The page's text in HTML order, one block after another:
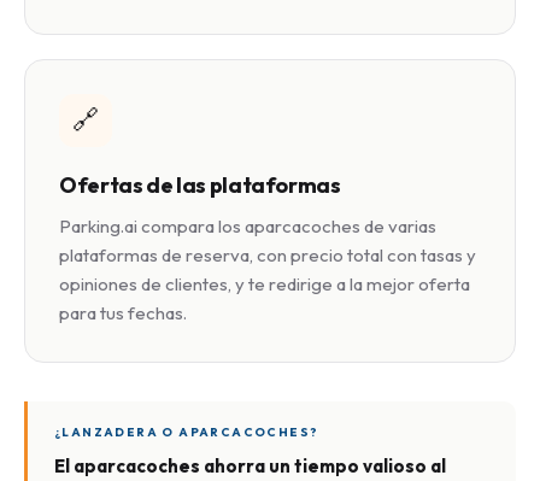
🔗
Ofertas de las plataformas
Parking.ai compara los aparcacoches de varias
plataformas de reserva, con precio total con tasas y
opiniones de clientes, y te redirige a la mejor oferta
para tus fechas.
¿LANZADERA O APARCACOCHES?
El aparcacoches ahorra un tiempo valioso al